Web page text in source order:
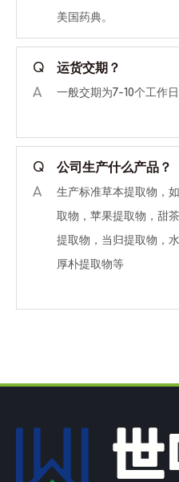
美国药典。
Q
运货交期？
A
一般交期为7-10个工作日
Q
公司生产什么产品？
A
生产标准草本提取物，
取物，苹果提取物，甜
提取物，当归提取物，
厚朴提取物等